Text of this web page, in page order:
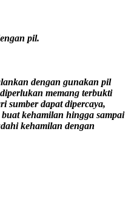
pil.
dengan gunakan pil
memang terbukti
sumber dapat dipercaya,
kehamilan hingga sampai
kehamilan dengan